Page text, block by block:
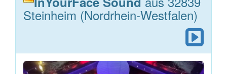
Steinheim (Nordrhein-Westfalen)